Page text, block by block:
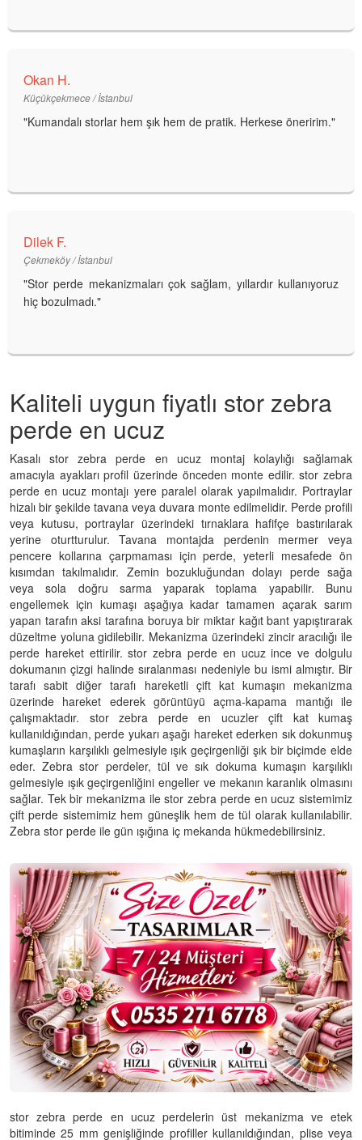
Okan H.
Küçükçekmece / İstanbul
"Kumandalı storlar hem şık hem de pratik. Herkese öneririm."
Dilek F.
Çekmeköy / İstanbul
"Stor perde mekanizmaları çok sağlam, yıllardır kullanıyoruz
hiç bozulmadı."
Kaliteli uygun fiyatlı stor zebra
perde en ucuz
Kasalı stor zebra perde en ucuz montaj kolaylığı sağlamak
amacıyla ayakları profil üzerinde önceden monte edilir. stor zebra
perde en ucuz montajı yere paralel olarak yapılmalıdır. Portraylar
hizalı bir şekilde tavana veya duvara monte edilmelidir. Perde profili
veya kutusu, portraylar üzerindeki tırnaklara hafifçe bastırılarak
yerine oturtturulur. Tavana montajda perdenin mermer veya
pencere kollarına çarpmaması için perde, yeterli mesafede ön
kısımdan takılmalıdır. Zemin bozukluğundan dolayı perde sağa
veya sola doğru sarma yaparak toplama yapabilir. Bunu
engellemek için kumaşı aşağıya kadar tamamen açarak sarım
yapan tarafın aksi tarafına boruya bir miktar kağıt bant yapıştırarak
düzeltme yoluna gidilebilir. Mekanizma üzerindeki zincir aracılığı ile
perde hareket ettirilir. stor zebra perde en ucuz ince ve dolgulu
dokumanın çizgi halinde sıralanması nedeniyle bu ismi almıştır. Bir
tarafı sabit diğer tarafı hareketli çift kat kumaşın mekanizma
üzerinde hareket ederek görüntüyü açma-kapama mantığı ile
çalışmaktadır. stor zebra perde en ucuzler çift kat kumaş
kullanıldığından, perde yukarı aşağı hareket ederken sık dokunmuş
kumaşların karşılıklı gelmesiyle ışık geçirgenliği şık bir biçimde elde
eder. Zebra stor perdeler, tül ve sık dokuma kumaşın karşılıklı
gelmesiyle ışık geçirgenliğini engeller ve mekanın karanlık olmasını
sağlar. Tek bir mekanizma ile stor zebra perde en ucuz sistemimiz
çift perde sistemimiz hem güneşlik hem de tül olarak kullanılabilir.
Zebra stor perde ile gün ışığına iç mekanda hükmedebilirsiniz.
stor zebra perde en ucuz perdelerin üst mekanizma ve etek
bitiminde 25 mm genişliğinde profiller kullanıldığından, plise veya